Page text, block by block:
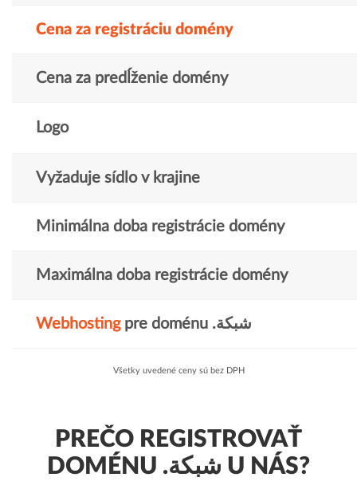
Cena za registráciu domény
Cena za predĺženie domény
Logo
Vyžaduje sídlo v krajine
Minimálna doba registrácie domény
Maximálna doba registrácie domény
Webhosting pre doménu .شبكة
Všetky uvedené ceny sú bez DPH
PREČO REGISTROVAŤ
DOMÉNU .شبكة U NÁS?